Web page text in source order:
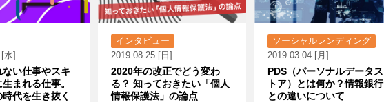
水]
い仕事やスキ
まれる仕事。
代を生き抜く
インタビュー
2019.08.25 [日]
2020年の改正でどう変わ
る？ 知っておきたい「個人
情報保護法」の論点
ソーシャルレンディング
2019.03.04 [月]
PDS（パーソナルデータス
トア）とは何か？情報銀行
との違いについて